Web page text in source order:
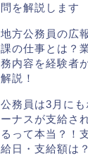
問を解説します
地方公務員の広
課の仕事とは？
務内容を経験者
解説！
公務員は3月にも
ーナスが支給さ
るって本当？！
給日・支給額は？